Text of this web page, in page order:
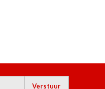
Verstuur